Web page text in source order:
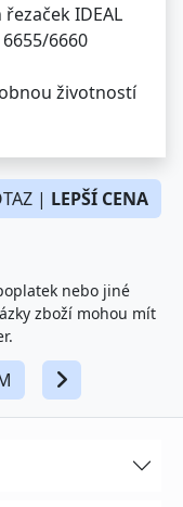
IDEAL
6660
životností
| LEPŠÍ CENA
nebo jiné
zboží mohou mít